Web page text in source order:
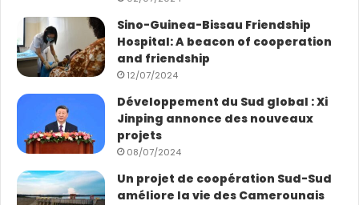
Sino-Guinea-Bissau Friendship
Hospital: A beacon of cooperation
and friendship
12/07/2024
Développement du Sud global : Xi
Jinping annonce des nouveaux
projets
08/07/2024
Un projet de coopération Sud-Sud
améliore la vie des Camerounais